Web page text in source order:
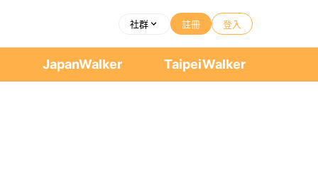
社群 註冊 登入
JapanWalker TaipeiWalker